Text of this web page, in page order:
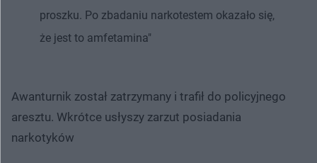
proszku. Po zbadaniu narkotestem okazało się,
że jest to amfetamina"
Awanturnik został zatrzymany i trafił do policyjnego
aresztu. Wkrótce usłyszy zarzut posiadania
narkotyków